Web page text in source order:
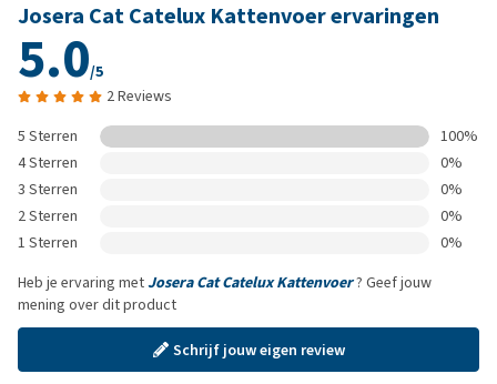
Josera Cat Catelux Kattenvoer ervaringen
5.0/5
2 Reviews
5 Sterren
100%
4 Sterren
0%
3 Sterren
0%
2 Sterren
0%
1 Sterren
0%
Heb je ervaring metJosera Cat Catelux Kattenvoer? Geef jouw
mening over dit product
Schrijf jouw eigen review